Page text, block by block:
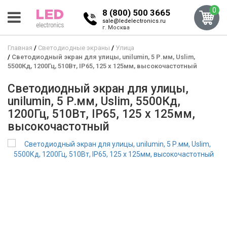
8 (800) 500 3665
sale@ledelectronics.ru
г. Москва
0
Главная Светодиодные экраны
Улица
Светодиодный экран для улицы, unilumin, 5 Р.мм, Uslim,
5500Кд, 1200Гц, 510Вт, IP65, 125 x 125мм, высокочастотный
Светодиодный экран для улицы,
unilumin, 5 Р.мм, Uslim, 5500Кд,
1200Гц, 510Вт, IP65, 125 x 125мм,
высокочастотный